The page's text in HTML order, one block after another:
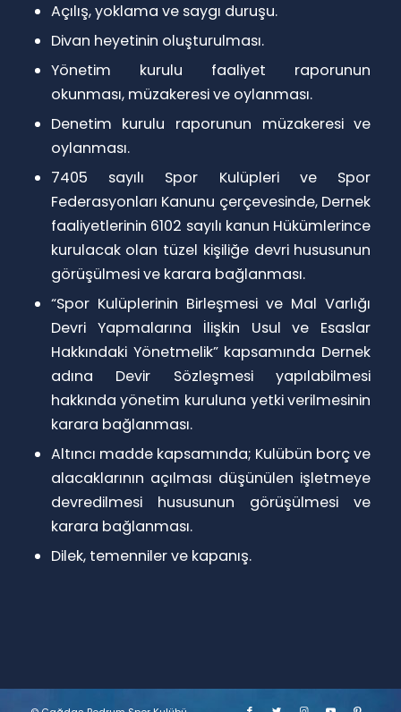
Açılış, yoklama ve saygı duruşu.
Divan heyetinin oluşturulması.
Yönetim kurulu faaliyet raporunun
okunması, müzakeresi ve oylanması.
Denetim kurulu raporunun müzakeresi ve
oylanması.
7405 sayılı Spor Kulüpleri ve Spor
Federasyonları Kanunu çerçevesinde, Dernek
faaliyetlerinin 6102 sayılı kanun Hükümlerince
kurulacak olan tüzel kişiliğe devri hususunun
görüşülmesi ve karara bağlanması.
“Spor Kulüplerinin Birleşmesi ve Mal Varlığı
Devri Yapmalarına İlişkin Usul ve Esaslar
Hakkındaki Yönetmelik” kapsamında Dernek
adına Devir Sözleşmesi yapılabilmesi
hakkında yönetim kuruluna yetki verilmesinin
karara bağlanması.
Altıncı madde kapsamında; Kulübün borç ve
alacaklarının açılması düşünülen işletmeye
devredilmesi hususunun görüşülmesi ve
karara bağlanması.
Dilek, temenniler ve kapanış.